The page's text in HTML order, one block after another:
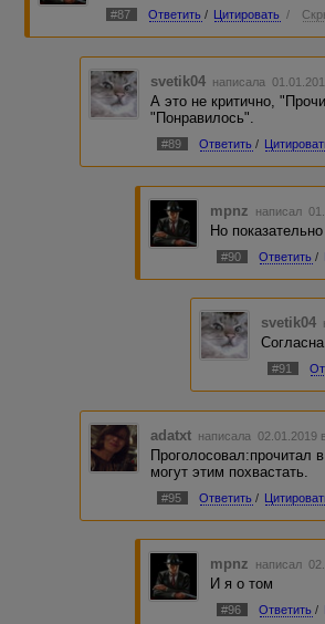
#87 Ответить / Цитировать /
svetik04 написала
А это не критично,
"Понравилось".
#89 Ответить /
mpnz написал
Но показательно
#90 Ответить /
svetik04
#91
adatxt написала 02.01.2019
Проголосовал:прочитал
могут этим похвастать.
#95 Ответить /
mpnz написал
И я о том
#96 Ответить /